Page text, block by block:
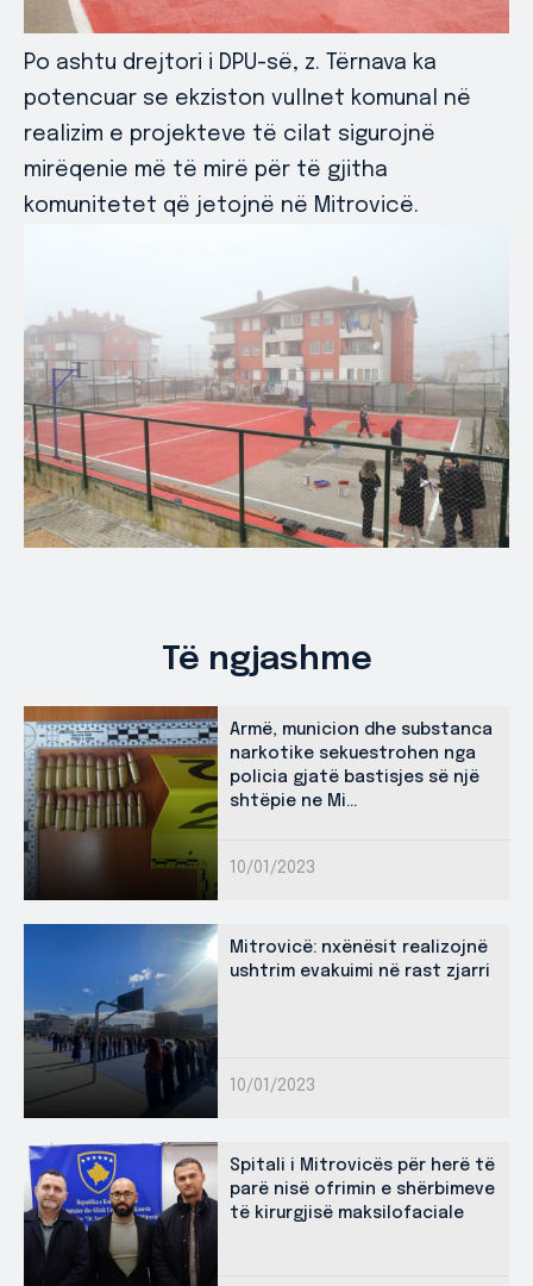
Po ashtu drejtori i DPU-së, z. Tërnava ka
potencuar se ekziston vullnet komunal në
realizim e projekteve të cilat sigurojnë
mirëqenie më të mirë për të gjitha
komunitetet që jetojnë në Mitrovicë.
Të ngjashme
Armë, municion dhe substanca
narkotike sekuestrohen nga
policia gjatë bastisjes së një
shtëpie ne Mi...
10/01/2023
Mitrovicë: nxënësit realizojnë
ushtrim evakuimi në rast zjarri
10/01/2023
Spitali i Mitrovicës për herë të
parë nisë ofrimin e shërbimeve
të kirurgjisë maksilofaciale